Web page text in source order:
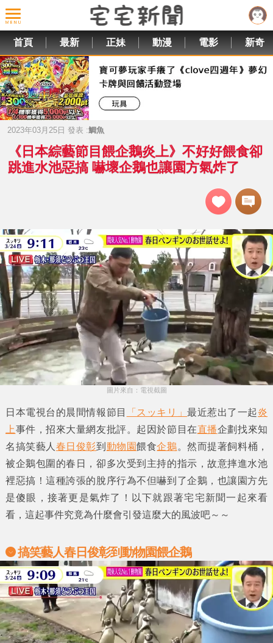
首頁 最新 正妹 動漫 電影 新奇
2023年03月25日 發表 :鯛魚
《日本綜藝節目餵企鵝炎上》不好好餵食卻
跳進水池惡搞 嚇壞企鵝也讓園方氣炸了
圖片來自：電視截圖
日本電視台的晨間情報節目 「スッキリ」最近惹出了一起炎
上事件，招來大量網友批評。起因於節目在直播企劃找來知
名搞笑藝人 春日俊彰到 動物園餵食企鵝。然而提著飼料桶，
被企鵝包圍的春日
，卻多次受到主持的指示，故意摔進水池
裡惡搞！這種誇張的脫序行為不但嚇到了企鵝，也讓園方先
是傻眼，接著更是氣炸了！以下就跟著宅宅新聞一起來看
看，這起事件究竟為什麼會引發這麼大的風波吧～～
搞笑藝人春日俊彰到動物園餵企鵝